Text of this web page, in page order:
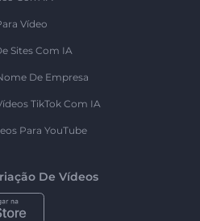
Vídeo
Sites Com IA
De Empresa
TikTok Com IA
Para YouTube
De Vídeos